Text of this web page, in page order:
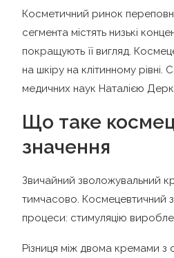
Косметичний ринок
сегмента містять низькі
покращують її вигляд.
на шкіру на клітинному
медичних наук Наталією
Що таке
значення
Звичайний зволожувальний
тимчасово. Космецевтичний
процеси: стимуляцію
Різниця між двома кремами з